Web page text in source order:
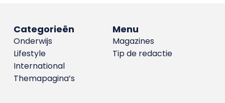
Menu
Magazines
Tip de redactie
Categorieën
Onderwijs
Lifestyle
International
Themapagina’s